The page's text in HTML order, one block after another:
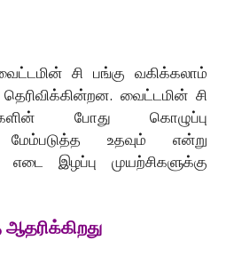
சி பங்கு வகிக்கலாம்
வைட்டமின் சி
போது கொழுப்பு
உதவும் என்று
எடை இழப்பு முயற்சிகளுக்கு